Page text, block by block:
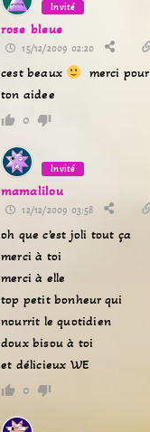
Invité
rose bleue
15/12/2009 02:20
cest beaux
merci pour
ton aidee
0
Invité
mamalilou
12/12/2009 03:58
oh que c’est joli tout ça
merci à toi
merci à elle
top petit bonheur qui
nourrit le quotidien
doux bisou à toi
et délicieux WE
0